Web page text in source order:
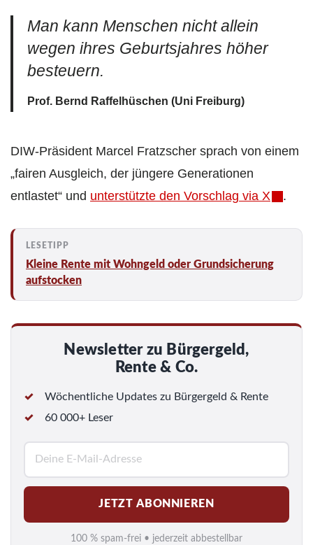
Man kann Menschen nicht allein
wegen ihres Geburtsjahres höher
besteuern.
Prof. Bernd Raffelhüschen (Uni Freiburg)
DIW-Präsident Marcel Fratzscher sprach von einem
„fairen Ausgleich, der jüngere Generationen
entlastet“ und unterstützte den Vorschlag via X .
Kleine Rente mit Wohngeld oder Grundsicherung
aufstocken
Newsletter zu Bürgergeld,
Rente & Co.
Wöchentliche Updates zu Bürgergeld & Rente
60 000+ Leser
M
a
i
JETZT ABONNIEREN
100 % spam-frei • jederzeit abbestellbar